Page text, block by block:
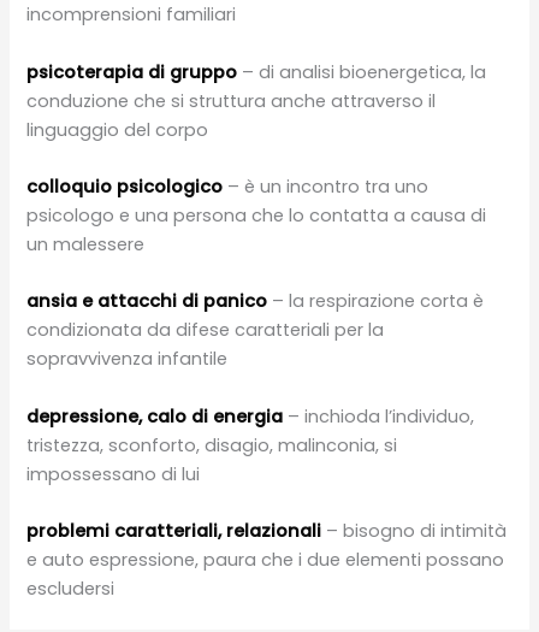
incomprensioni familiari
psicoterapia di gruppo – di analisi bioenergetica, la
conduzione che si struttura anche attraverso il
linguaggio del corpo
colloquio psicologico – è un incontro tra uno
psicologo e una persona che lo contatta a causa di
un malessere
ansia e attacchi di panico – la respirazione corta è
condizionata da difese caratteriali per la
sopravvivenza infantile
depressione, calo di energia – inchioda l’individuo,
tristezza, sconforto, disagio, malinconia, si
impossessano di lui
problemi caratteriali, relazionali – bisogno di intimità
e auto espressione, paura che i due elementi possano
escludersi